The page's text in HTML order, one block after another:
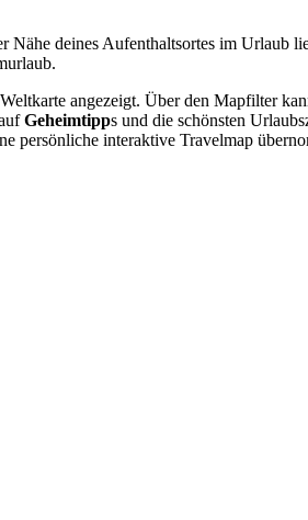
Nähe deines Aufenthaltsortes im Urlaub
angezeigt. Über den Mapfilter
Geheimtipps und die schönsten
persönliche interaktive Travelmap